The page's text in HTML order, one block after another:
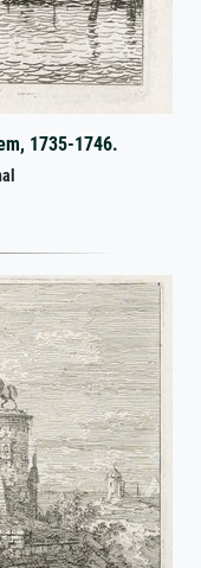
1735-1746.